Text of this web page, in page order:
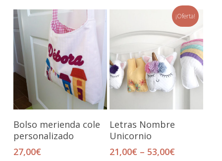
Añadir Al Carrito
Bolso merienda cole
personalizado
27,00€
¡Oferta!
Seleccionar Opciones
Letras Nombre
Unicornio
21,00€ – 53,00€